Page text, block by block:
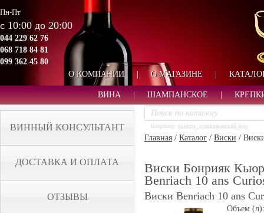
Пн-Пт
с 10:00 до 20:00
044 229 62 76
068 718 84 81
099 362 45 80
О КОМПАНИИ
| О МАГАЗИНЕ |
ВИНА ШАМПАНСКОЕ
ВИННЫЙ КОНСУЛЬТАНТ
ДОСТАВКА И ОПЛАТА
ОТЗЫВЫ
Например: кьянти, доминиканский ром
Главная / Каталог / Виски /
Виски Бонрияк
Benriach 10 ans
Виски Benriach 10 ans
Объем